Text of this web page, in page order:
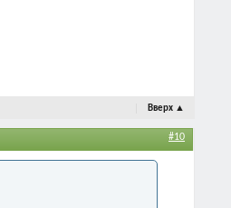
Вверх ▲
#10